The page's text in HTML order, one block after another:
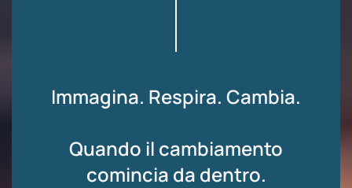
Immagina. Respira. Cambia.
Quando il cambiamento
comincia da dentro.